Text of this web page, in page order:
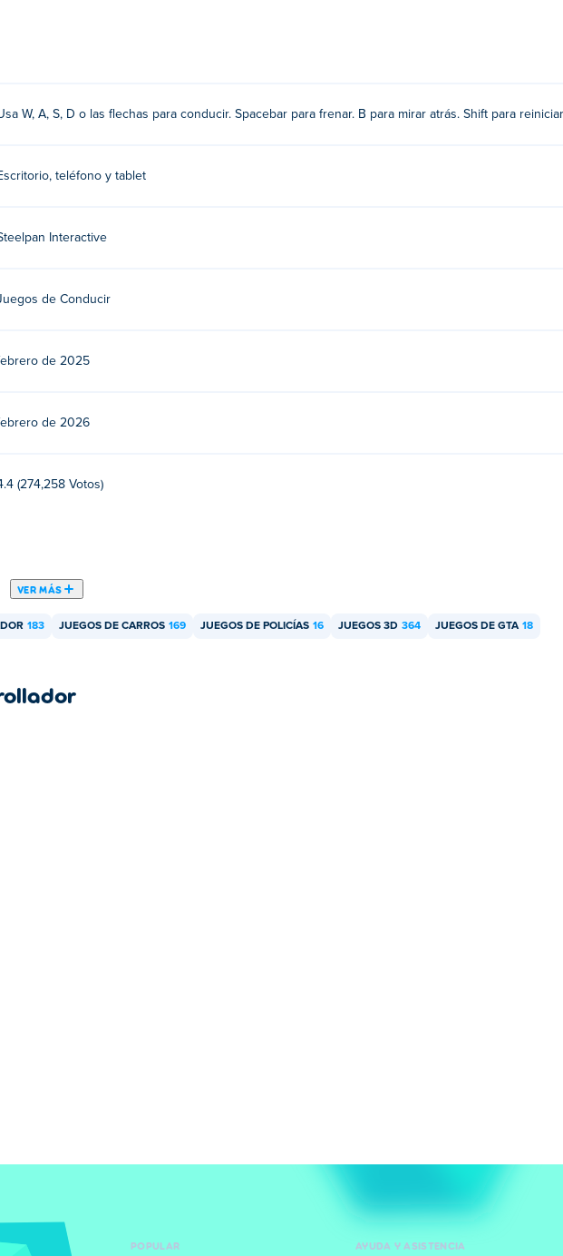
Interactive. Juega a sus otros juegos en Poki:
en Poki.
W, A, S, D o las flechas para conducir. Spacebar para frenar. B para mirar atrás. Shift para
teléfono y tablet
Interactive
de Conducir
de 2025
de 2026
(274,258 Votos)
VER MÁS
183 JUEGOS DE CARROS 169 JUEGOS DE POLICÍAS 16 JUEGOS 3D 364 JUEGOS DE GTA 18
POPULAR AYUDA Y ASISTENCIA